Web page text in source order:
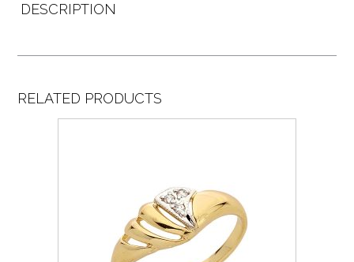
DESCRIPTION
RELATED PRODUCTS